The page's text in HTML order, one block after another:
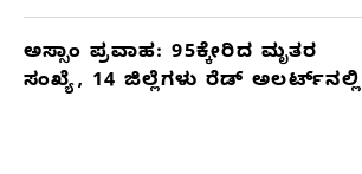
ಅಸ್ಸಾಂ ಪ್ರವಾಹ: 95ಕ್ಕೇರಿದ ಮೃತರ
ಸಂಖ್ಯೆ, 14 ಜಿಲ್ಲೆಗಳು ರೆಡ್ ಅಲರ್ಟ್‌ನಲ್ಲಿ